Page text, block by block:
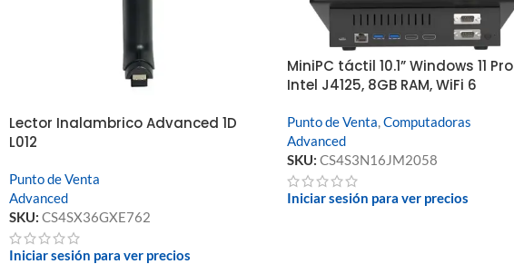
Lector Inalambrico Advanced 1D
L012
Punto de Venta
Advanced
SKU: CS4SX36GXE762
Iniciar sesión para ver precios
MiniPC táctil 10.1” Windows 11 Pro |
Intel J4125, 8GB RAM, WiFi 6
Punto de Venta,Computadoras
Advanced
SKU: CS4S3N16JM2058
Iniciar sesión para ver precios